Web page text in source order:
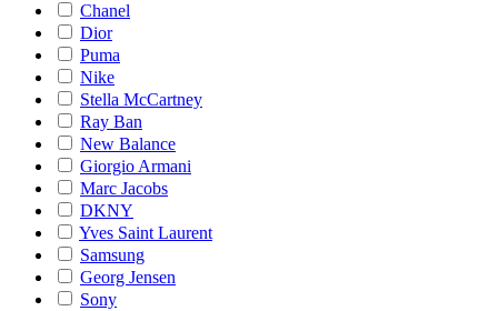
Chanel
Dior
Puma
Nike
Stella McCartney
Ray Ban
New Balance
Giorgio Armani
Marc Jacobs
DKNY
Yves Saint Laurent
Samsung
Georg Jensen
Sony